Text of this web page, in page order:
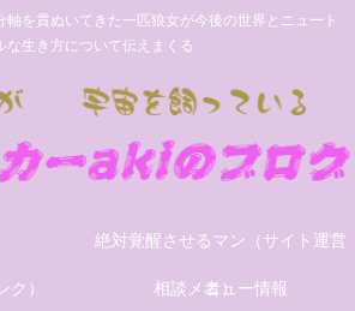
を貫ぬいてきた一匹狼女が今後の世界とニュート
な生き方について伝えまくる
絶対覚醒させるマン（サイト運営
者）
） 相談メニュー情報